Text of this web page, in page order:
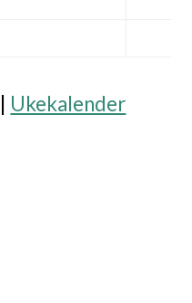
Ukekalender